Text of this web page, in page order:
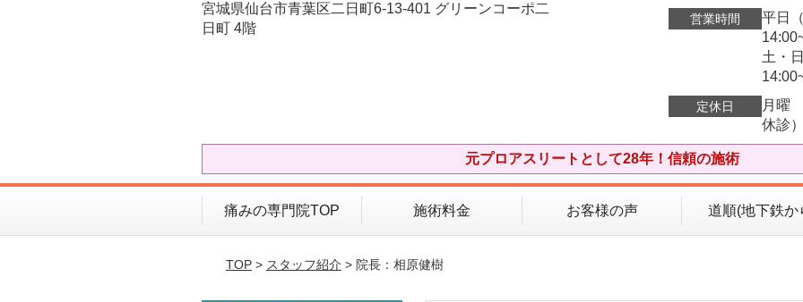
宮城県仙台市青葉区二日町6-13-401 グリーンコーポ二
日町 4階
営業時間
平日
土・
定休日
月曜
休診
元プロアスリートとして28年！信頼の施術
痛みの専門院TOP 施術料金 お客様の声 道順(地下鉄か
TOP> スタッフ紹介 > 院長：相原健樹